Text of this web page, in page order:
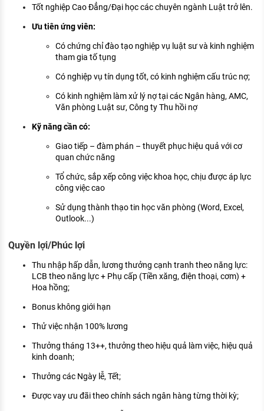
Tốt nghiệp Cao Đẳng/Đại học các chuyên ngành Luật trở lên.
Ưu tiên ứng viên:
Có chứng chỉ đào tạo nghiệp vụ luật sư và kinh nghiệm
tham gia tố tụng
Có nghiệp vụ tín dụng tốt, có kinh nghiệm cấu trúc nợ;
Có kinh nghiệm làm xử lý nợ tại các Ngân hàng, AMC,
Văn phòng Luật sư, Công ty Thu hồi nợ
Kỹ năng cần có:
Giao tiếp – đàm phán – thuyết phục hiệu quả với cơ
quan chức năng
Tổ chức, sắp xếp công việc khoa học, chịu được áp lực
công việc cao
Sử dụng thành thạo tin học văn phòng (Word, Excel,
Outlook...)
Quyền lợi/Phúc lợi
Thu nhập hấp dẫn, lương thưởng cạnh tranh theo năng lực:
LCB theo năng lực + Phụ cấp (Tiền xăng, điện thoại, cơm) +
Hoa hồng;
Bonus không giới hạn
Thử việc nhận 100% lương
Thưởng tháng 13++, thưởng theo hiệu quả làm việc, hiệu quả
kinh doanh;
Thưởng các Ngày lễ, Tết;
Được vay ưu đãi theo chính sách ngân hàng từng thời kỳ;